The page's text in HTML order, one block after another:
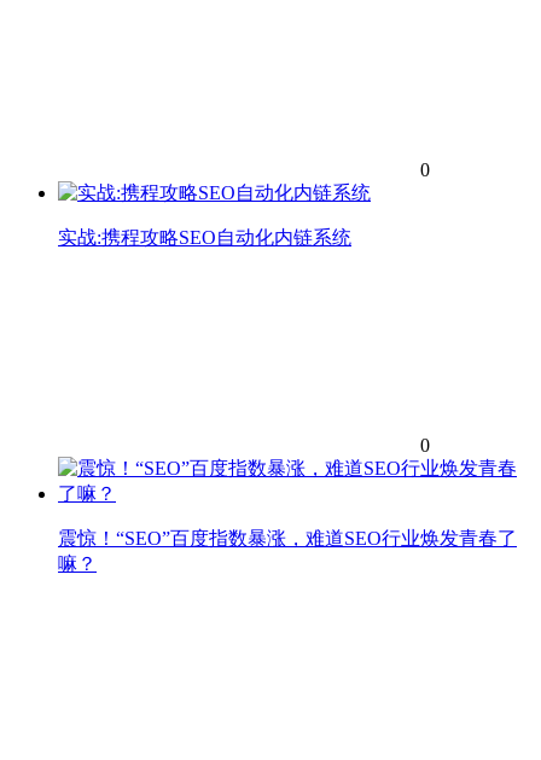
0
实战:携程攻略SEO自动化内链系统
0
震惊！“SEO”百度指数暴涨，难道SEO行业焕发青春了
嘛？